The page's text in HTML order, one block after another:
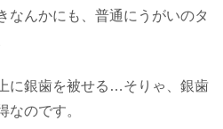
なんかにも、普通にうがいのタ
に銀歯を被せる…そりゃ、銀歯
なのです。